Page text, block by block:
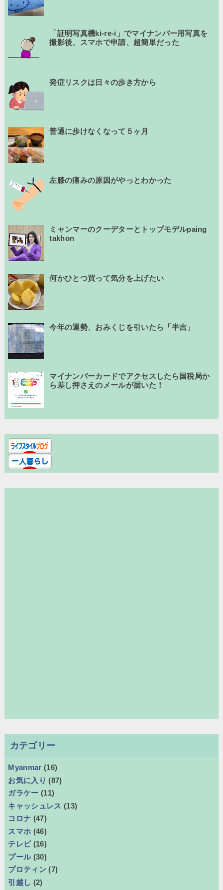
「証明写真機ki-re-i」でマイナンバー用写真を
撮影後、スマホで申請、超簡単だった
発症リスクは日々の歩き方から
普通に歩けなくなって５ヶ月
左膝の痛みの原因がやっとわかった
ミャンマーのクーデターとトップモデルpaing
takhon
何かひとつ買って気分を上げたい
今年の運勢、おみくじを引いたら「半吉」
マイナンバーカードでアクセスしたら国税局か
ら差し押さえのメールが届いた！
カテゴリー
Myanmar (16)
お気に入り (87)
ガラケー (11)
キャッシュレス (13)
コロナ (47)
スマホ (46)
テレビ (16)
プール (30)
プロティン (7)
引越し (2)